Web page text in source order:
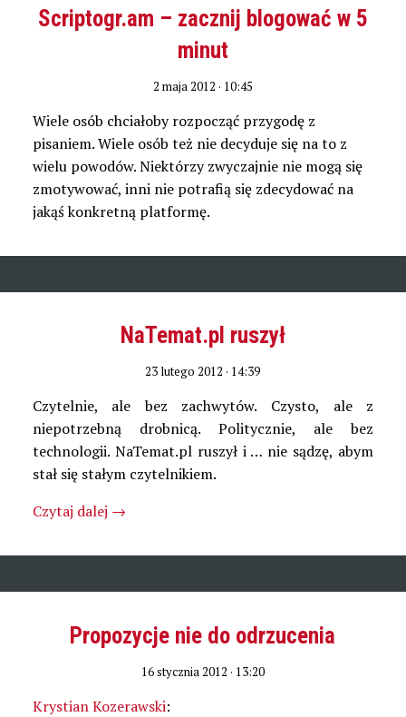
Scriptogr.am – zacznij blogować w 5
minut
2 maja 2012 · 10:45
Wiele osób chciałoby rozpocząć przygodę z
pisaniem. Wiele osób też nie decyduje się na to z
wielu powodów. Niektórzy zwyczajnie nie mogą się
zmotywować, inni nie potrafią się zdecydować na
jakąś konkretną platformę.
NaTemat.pl ruszył
23 lutego 2012 · 14:39
Czytelnie, ale bez zachwytów. Czysto, ale z
niepotrzebną drobnicą. Politycznie, ale bez
technologii. NaTemat.pl ruszył i … nie sądzę, abym
stał się stałym czytelnikiem.
Czytaj dalej →
Propozycje nie do odrzucenia
16 stycznia 2012 · 13:20
Krystian Kozerawski: